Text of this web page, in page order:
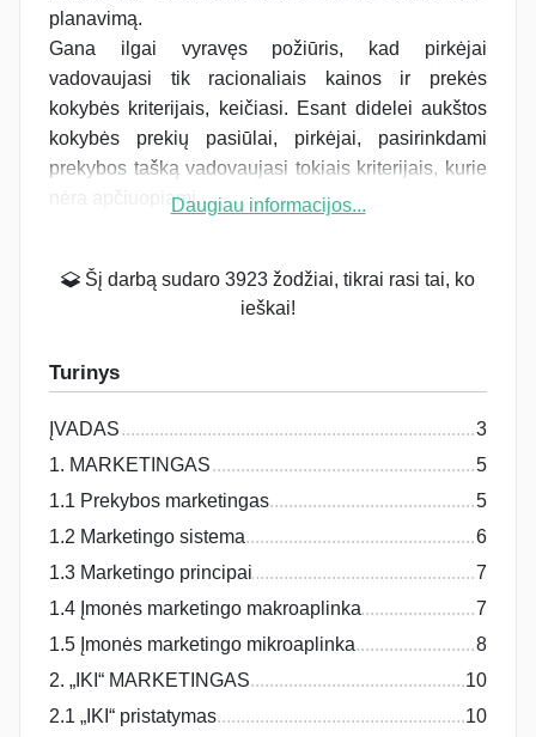
planavimą.
Gana ilgai vyravęs požiūris, kad pirkėjai
vadovaujasi tik racionaliais kainos ir prekės
kokybės kriterijais, keičiasi. Esant didelei aukštos
kokybės prekių pasiūlai, pirkėjai, pasirinkdami
prekybos tašką vadovaujasi tokiais kriterijais, kurie
nėra apčiuopiami...Daugiau informacijos...
Šį darbą sudaro 3923 žodžiai, tikrai rasi tai, ko
ieškai!
Turinys
ĮVADAS
3
1. MARKETINGAS
5
1.1 Prekybos marketingas
5
1.2 Marketingo sistema
6
1.3 Marketingo principai
7
1.4 Įmonės marketingo makroaplinka
7
1.5 Įmonės marketingo mikroaplinka
8
2. „IKI“ MARKETINGAS
10
2.1 „IKI“ pristatymas
10